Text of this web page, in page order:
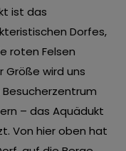
ist das
Dorfes,
roten Felsen
Größe wird uns
– das Aquädukt
Von hier oben hat